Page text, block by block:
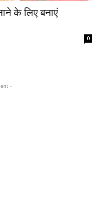
के लिए बनाएं
0
-